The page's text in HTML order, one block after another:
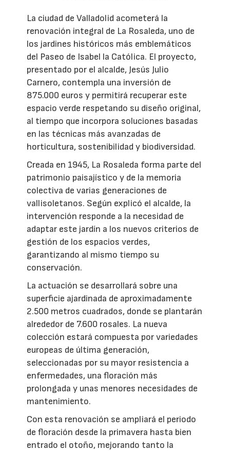
La ciudad de Valladolid acometerá la
renovación integral de La Rosaleda, uno de
los jardines históricos más emblemáticos
del Paseo de Isabel la Católica. El proyecto,
presentado por el alcalde, Jesús Julio
Carnero, contempla una inversión de
875.000 euros y permitirá recuperar este
espacio verde respetando su diseño original,
al tiempo que incorpora soluciones basadas
en las técnicas más avanzadas de
horticultura, sostenibilidad y biodiversidad.
Creada en 1945, La Rosaleda forma parte del
patrimonio paisajístico y de la memoria
colectiva de varias generaciones de
vallisoletanos. Según explicó el alcalde, la
intervención responde a la necesidad de
adaptar este jardín a los nuevos criterios de
gestión de los espacios verdes,
garantizando al mismo tiempo su
conservación.
La actuación se desarrollará sobre una
superficie ajardinada de aproximadamente
2.500 metros cuadrados, donde se plantarán
alrededor de 7.600 rosales. La nueva
colección estará compuesta por variedades
europeas de última generación,
seleccionadas por su mayor resistencia a
enfermedades, una floración más
prolongada y unas menores necesidades de
mantenimiento.
Con esta renovación se ampliará el periodo
de floración desde la primavera hasta bien
entrado el otoño, mejorando tanto la